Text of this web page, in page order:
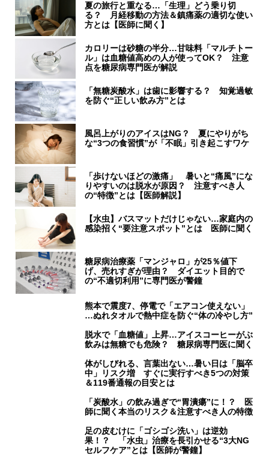
夏の旅行と重なる…「生理」どう乗り切
る？ 月経移動の方法＆鎮痛薬の適切な使い
方とは【医師に聞く】
カロリーは砂糖の半分…甘味料「マルチトー
ル」は血糖値高めの人が使ってOK？ 注意
点を糖尿病専門医が解説
「無糖炭酸水」は歯に影響する？ 知覚過敏
を防ぐ“正しい飲み方”とは
風呂上がりのアイスはNG？ 夏にやりがち
な“3つの食習慣”が「不眠」引き起こすワケ
「歩けないほどの激痛」 暑いと“痛風”にな
りやすいのは脱水が原因？ 注意すべき人
の“特徴”とは【医師解説】
【水虫】バスマットだけじゃない…家庭内の
感染招く“要注意スポット”とは 医師に聞く
糖尿病治療薬「マンジャロ」が25％値下
げ、売れすぎが理由？ ダイエット目的で
の“不適切利用”に専門医が警鐘
熊本で震度7、停電で「エアコン使えない」
…ぬれタオルで熱中症を防ぐ“体の冷やし方”
脱水で「血糖値」上昇…アイスコーヒーがぶ
飲みは無糖でも危険？ 糖尿病専門医に聞く
体がしびれる、言葉出ない…暑い日は「脳卒
中」リスク増 すぐに実行すべき5つの対策
＆119番通報の目安とは
「炭酸水」の飲み過ぎで“胃潰瘍”に！？ 医
師に聞く本当のリスク＆注意すべき人の特徴
足の皮むけに「ゴシゴシ洗い」は逆効
果！？ 「水虫」治療を長引かせる“3大NG
セルフケア”とは【医師が警鐘】